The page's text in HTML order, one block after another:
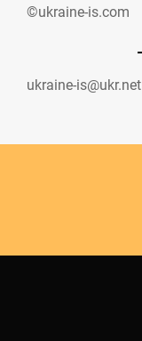
©ukraine-is.com
ukraine-is@ukr.net